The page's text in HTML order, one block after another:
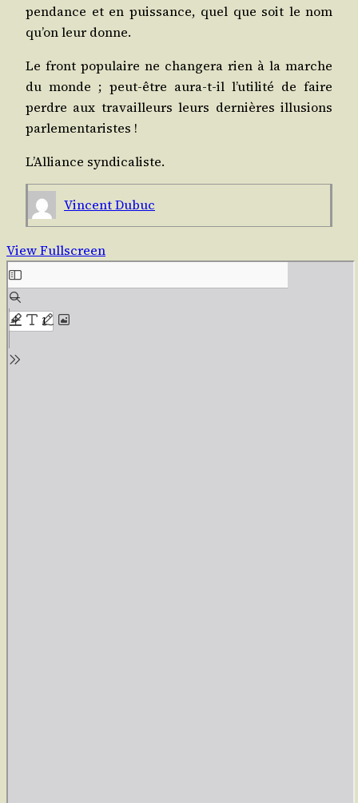
pen­dance et en puis­sance, quel que soit le nom
qu’on leur donne.
Le front popu­laire ne chan­ge­ra rien à la marche
du monde ; peut-être aura-t-il l’utilité de faire
perdre aux tra­vailleurs leurs der­nières illu­sions
parlementaristes !
L’Alliance syn­di­ca­liste.
Vincent Dubuc
View Fullscreen